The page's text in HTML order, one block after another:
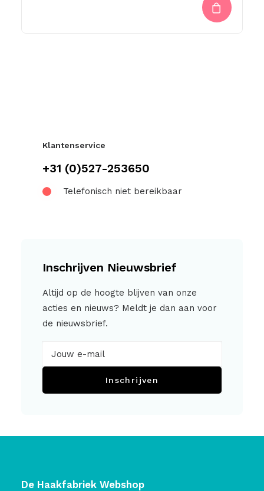
Klantenservice
+31 (0)527-253650
Telefonisch niet bereikbaar
Inschrijven Nieuwsbrief
Altijd op de hoogte blijven van onze
acties en nieuws? Meldt je dan aan voor
de nieuwsbrief.
Inschrijven
De Haakfabriek Webshop